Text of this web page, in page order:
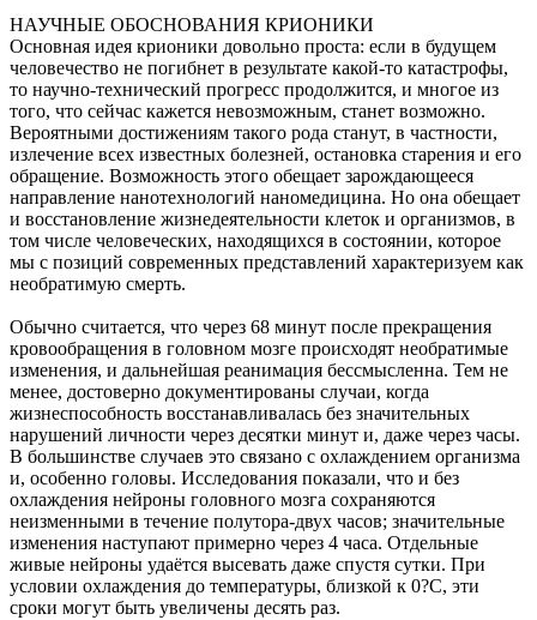
НАУЧНЫЕ ОБОСНОВАНИЯ КРИОНИКИ
Основная идея крионики довольно проста: если в будущем
человечество не погибнет в результате какой-то катастрофы,
то научно-технический прогресс продолжится, и многое из
того, что сейчас кажется невозможным, станет возможно.
Вероятными достижениям такого рода станут, в частности,
излечение всех известных болезней, остановка старения и его
обращение. Возможность этого обещает зарождающееся
направление нанотехнологий наномедицина. Но она обещает
и восстановление жизнедеятельности клеток и организмов, в
том числе человеческих, находящихся в состоянии, которое
мы с позиций современных представлений характеризуем как
необратимую смерть.
Обычно считается, что через 68 минут после прекращения
кровообращения в головном мозге происходят необратимые
изменения, и дальнейшая реанимация бессмысленна. Тем не
менее, достоверно документированы случаи, когда
жизнеспособность восстанавливалась без значительных
нарушений личности через десятки минут и, даже через часы.
В большинстве случаев это связано с охлаждением организма
и, особенно головы. Исследования показали, что и без
охлаждения нейроны головного мозга сохраняются
неизменными в течение полутора-двух часов; значительные
изменения наступают примерно через 4 часа. Отдельные
живые нейроны удаётся высевать даже спустя сутки. При
условии охлаждения до температуры, близкой к 0?С, эти
сроки могут быть увеличены десять раз.